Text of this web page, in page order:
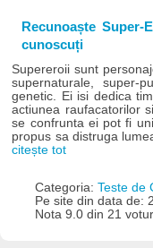
Recunoaște
cunoscuți
Supereroii sunt
supernaturale, super-
genetic. Ei isi dedica
actiunea raufacatorilor
se confrunta ei pot fi
propus sa distruga
citește tot
Categoria: Teste de
Pe site din data de:
Nota 9.0 din 21